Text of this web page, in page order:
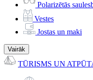
Polarizētās
Vestes
Jostas un maki
Vairāk
TŪRISMS UN